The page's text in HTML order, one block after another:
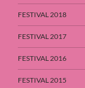
FESTIVAL 2018
FESTIVAL 2017
FESTIVAL 2016
FESTIVAL 2015